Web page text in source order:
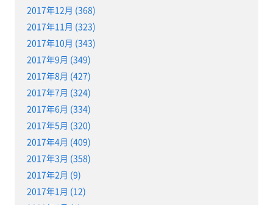
2017年12月 (368)
2017年11月 (323)
2017年10月 (343)
2017年9月 (349)
2017年8月 (427)
2017年7月 (324)
2017年6月 (334)
2017年5月 (320)
2017年4月 (409)
2017年3月 (358)
2017年2月 (9)
2017年1月 (12)